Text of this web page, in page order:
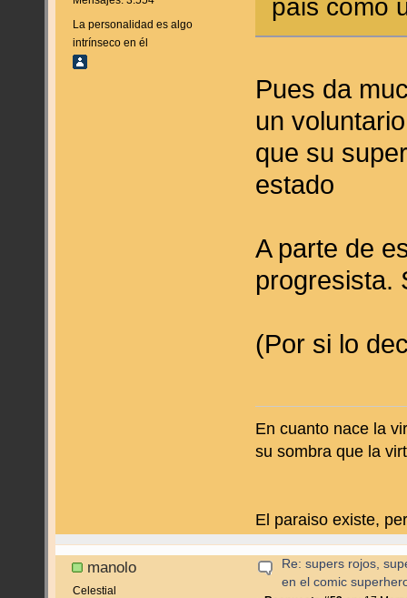
La personalidad es algo
intrínseco en él
pais como
Pues da
un
que su
estado
A parte de
progresista.
(Por si lo
En cuanto nace la
su sombra que la
El paraiso existe,
manolo
Celestial
Re: supers rojos,
en el comic